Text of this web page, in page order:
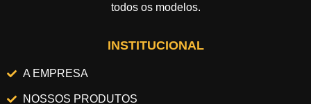
todos os modelos.
INSTITUCIONAL
A EMPRESA
NOSSOS PRODUTOS